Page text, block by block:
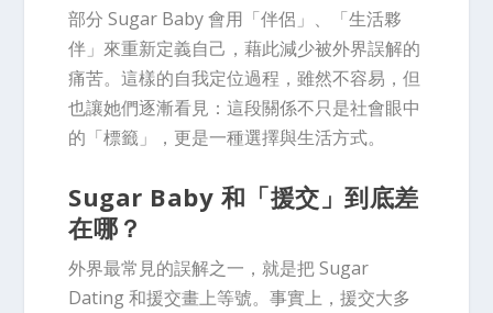
部分 Sugar Baby 會用「伴侶」、「生活夥
伴」來重新定義自己，藉此減少被外界誤解的
痛苦。這樣的自我定位過程，雖然不容易，但
也讓她們逐漸看見：這段關係不只是社會眼中
的「標籤」，更是一種選擇與生活方式。
Sugar Baby 和「援交」到底差
在哪？
外界最常見的誤解之一，就是把 Sugar
Dating 和援交畫上等號。事實上，援交大多